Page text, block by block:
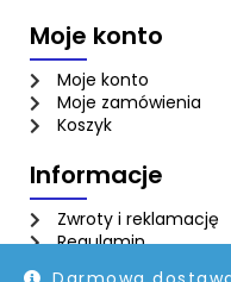
Moje konto
Moje konto
Moje zamówienia
Koszyk
Informacje
Zwroty i reklamację
Regulamin